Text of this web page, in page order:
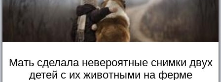
Мать сделала невероятные снимки двух
детей с их животными на ферме